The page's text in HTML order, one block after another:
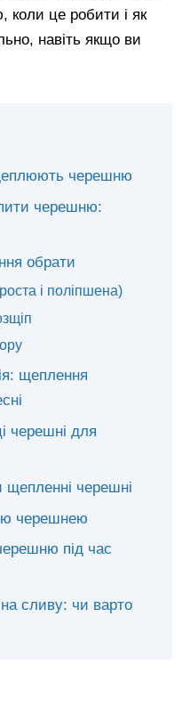
це робити і як
навіть якщо ви
черешню
черешню:
обрати
і поліпшена)
щеплення
черешні для
щепленні черешні
черешнею
під час
сливу: чи варто